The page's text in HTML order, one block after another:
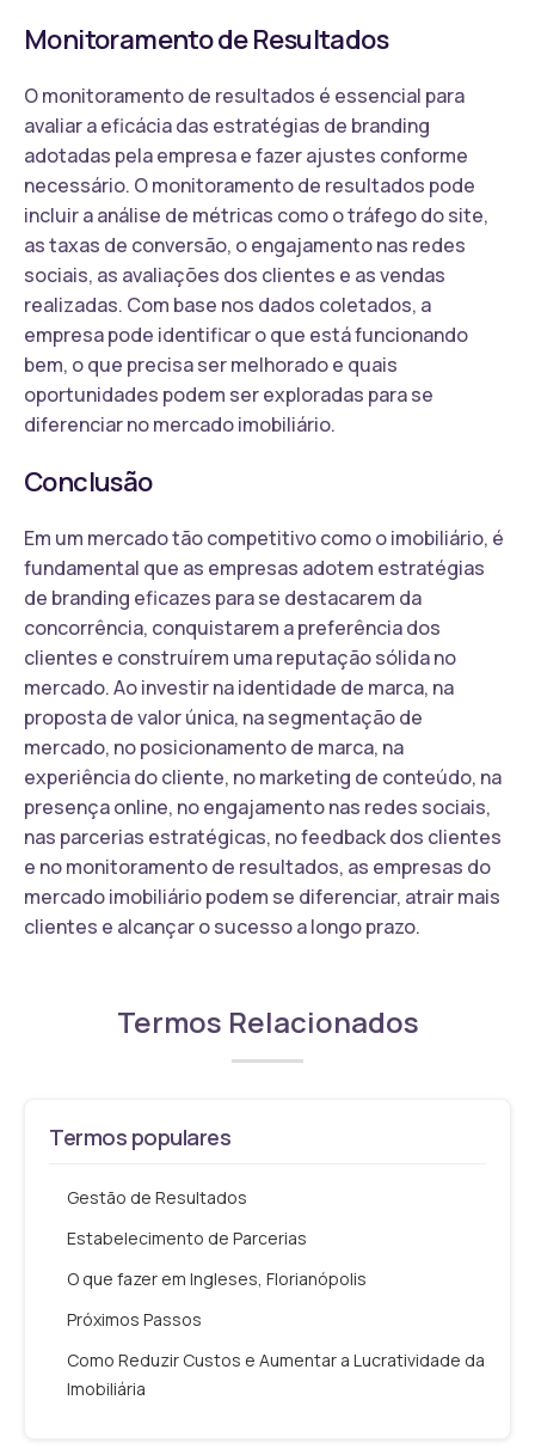
Monitoramento de Resultados
O monitoramento de resultados é essencial para
avaliar a eficácia das estratégias de branding
adotadas pela empresa e fazer ajustes conforme
necessário. O monitoramento de resultados pode
incluir a análise de métricas como o tráfego do site,
as taxas de conversão, o engajamento nas redes
sociais, as avaliações dos clientes e as vendas
realizadas. Com base nos dados coletados, a
empresa pode identificar o que está funcionando
bem, o que precisa ser melhorado e quais
oportunidades podem ser exploradas para se
diferenciar no mercado imobiliário.
Conclusão
Em um mercado tão competitivo como o imobiliário, é
fundamental que as empresas adotem estratégias
de branding eficazes para se destacarem da
concorrência, conquistarem a preferência dos
clientes e construírem uma reputação sólida no
mercado. Ao investir na identidade de marca, na
proposta de valor única, na segmentação de
mercado, no posicionamento de marca, na
experiência do cliente, no marketing de conteúdo, na
presença online, no engajamento nas redes sociais,
nas parcerias estratégicas, no feedback dos clientes
e no monitoramento de resultados, as empresas do
mercado imobiliário podem se diferenciar, atrair mais
clientes e alcançar o sucesso a longo prazo.
Termos Relacionados
Termos populares
Gestão de Resultados
Estabelecimento de Parcerias
O que fazer em Ingleses, Florianópolis
Próximos Passos
Como Reduzir Custos e Aumentar a Lucratividade da
Imobiliária